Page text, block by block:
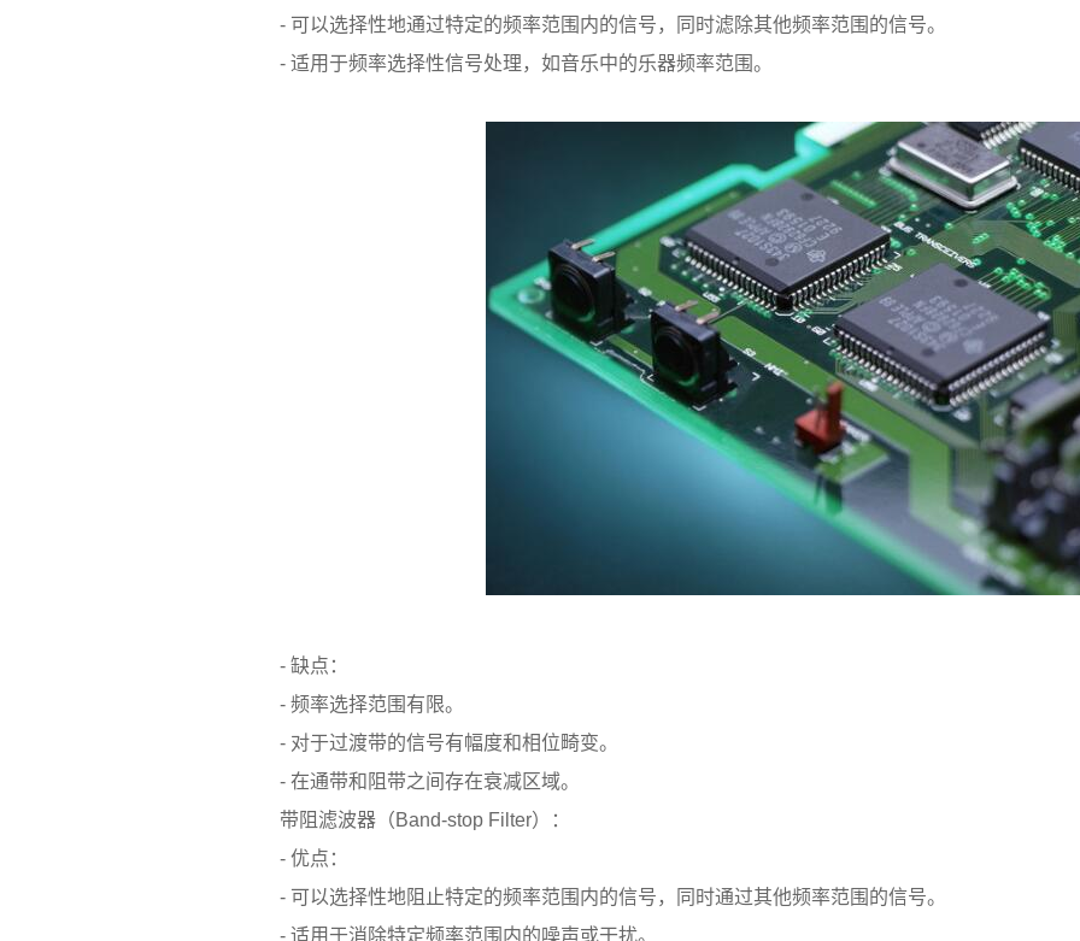
- 可以选择性地通过特定的频率范围内的信号，同时滤除其他频率范围的信号。
- 适用于频率选择性信号处理，如音乐中的乐器频率范围。
- 缺点：
- 频率选择范围有限。
- 对于过渡带的信号有幅度和相位畸变。
- 在通带和阻带之间存在衰减区域。
带阻滤波器（Band-stop Filter）：
- 优点：
- 可以选择性地阻止特定的频率范围内的信号，同时通过其他频率范围的信号。
- 适用于消除特定频率范围内的噪声或干扰。